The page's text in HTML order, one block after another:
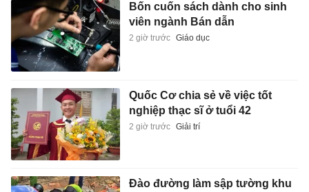
Bốn cuốn sách dành cho sinh
viên ngành Bán dẫn
2 giờ trước Giáo dục
Quốc Cơ chia sẻ về việc tốt
nghiệp thạc sĩ ở tuổi 42
2 giờ trước Giải trí
Đào đường làm sập tường khu